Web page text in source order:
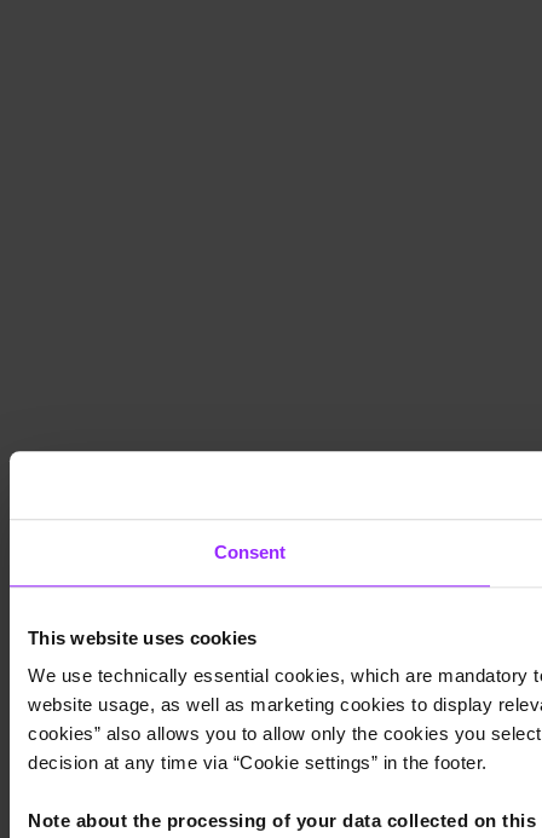
Consent
This website uses cookies
We use technically essential cookies, which are mandatory
website usage, as well as marketing cookies to display
cookies” also allows you to allow only the cookies you
decision at any time via “Cookie settings” in the footer.
Note about the processing of your data collected on this